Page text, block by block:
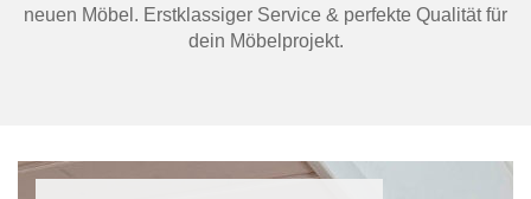
neuen Möbel. Erstklassiger Service & perfekte Qualität für
dein Möbelprojekt.